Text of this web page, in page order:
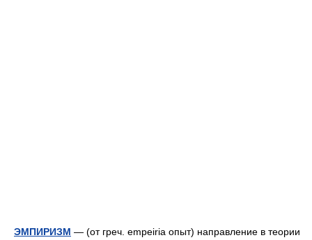
ЭМПИРИЗМ — (от греч. empeiria опыт) направление в теории